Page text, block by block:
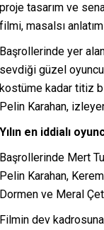
proje tasarım ve
filmi, masalsı
Başrollerinde yer
sevdiği güzel
kostüme kadar titiz
Pelin Karahan,
Yılın en iddialı
Başrollerinde Mert
Pelin Karahan,
Dormen ve Meral
Filmin dev